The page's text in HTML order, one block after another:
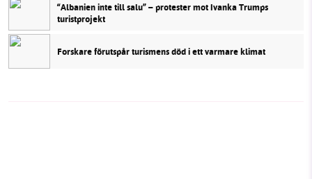
“Albanien inte till salu” – protester mot Ivanka Trumps
turistprojekt
Forskare förutspår turismens död i ett varmare klimat